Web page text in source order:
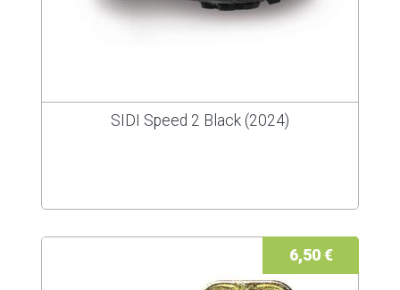
SIDI Speed 2 Black (2024)
6,50 €